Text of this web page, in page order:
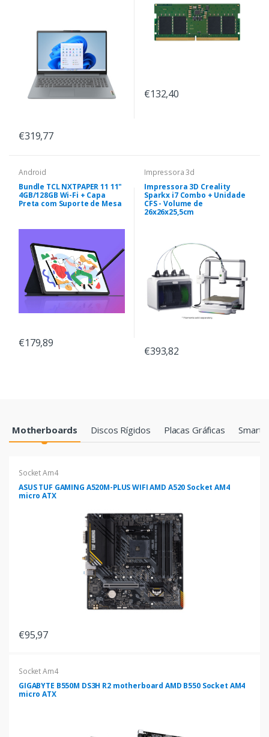
€319,77
€132,40
Android
Bundle TCL NXTPAPER 11 11"
4GB/128GB Wi-Fi + Capa
Preta com Suporte de Mesa
€179,89
Impressora 3d
Impressora 3D Creality
Sparkx i7 Combo + Unidade
CFS - Volume de
26x26x25,5cm
€393,82
Products Grid
Motherboards Discos Rígidos Placas Gráficas
Socket Am4
ASUS TUF GAMING A520M-PLUS WIFI AMD A520 Socket AM4
micro ATX
€95,97
Socket Am4
GIGABYTE B550M DS3H R2 motherboard AMD B550 Socket AM4
micro ATX